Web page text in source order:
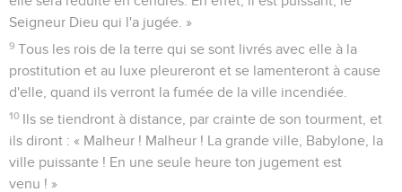
Seigneur Dieu qui l'a jugée. »
9 Tous les rois de la terre qui se sont livrés avec elle à la
prostitution et au luxe pleureront et se lamenteront à cause
d'elle, quand ils verront la fumée de la ville incendiée.
10 Ils se tiendront à distance, par crainte de son tourment, et
ils diront : « Malheur ! Malheur ! La grande ville, Babylone, la
ville puissante ! En une seule heure ton jugement est
venu ! »